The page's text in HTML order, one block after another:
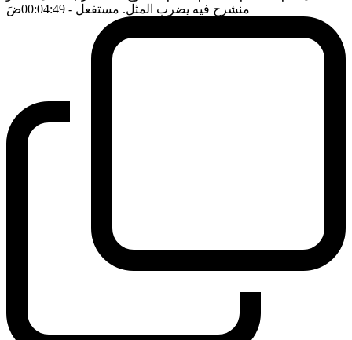
منشرح فيه يضرب المثل. مستفعل - 00:04:49 ضَ